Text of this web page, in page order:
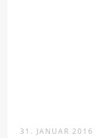
31. JANUAR 2016